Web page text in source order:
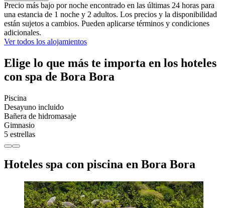
Precio más bajo por noche encontrado en las últimas 24 horas para
una estancia de 1 noche y 2 adultos. Los precios y la disponibilidad
están sujetos a cambios. Pueden aplicarse términos y condiciones
adicionales.
Ver todos los alojamientos
Elige lo que más te importa en los hoteles
con spa de Bora Bora
Piscina
Desayuno incluido
Bañera de hidromasaje
Gimnasio
5 estrellas
Hoteles spa con piscina en Bora Bora